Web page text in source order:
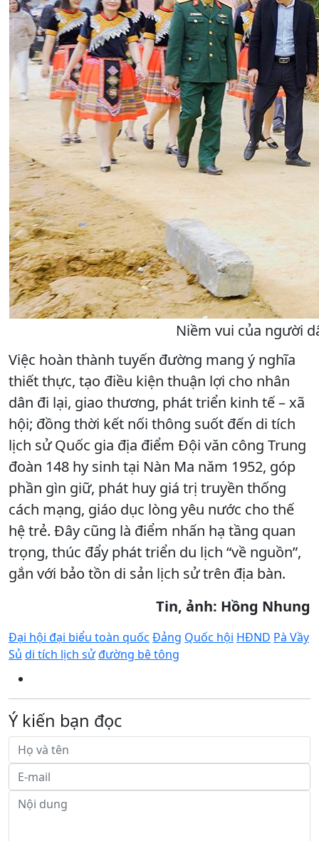
Niềm vui của người
Việc hoàn thành tuyến đường mang ý nghĩa
thiết thực, tạo điều kiện thuận lợi cho nhân
dân đi lại, giao thương, phát triển kinh tế – xã
hội; đồng thời kết nối thông suốt đến di tích
lịch sử Quốc gia địa điểm Đội văn công Trung
đoàn 148 hy sinh tại Nàn Ma năm 1952, góp
phần gìn giữ, phát huy giá trị truyền thống
cách mạng, giáo dục lòng yêu nước cho thế
hệ trẻ. Đây cũng là điểm nhấn hạ tầng quan
trọng, thúc đẩy phát triển du lịch “về nguồn”,
gắn với bảo tồn di sản lịch sử trên địa bàn.
Tin, ảnh: Hồng Nhung
Đại hội đại biểu toàn quốc Đảng Quốc hội HĐND Pà Vầy
Sủ di tích lịch sửđường bê tông
Ý kiến bạn đọc